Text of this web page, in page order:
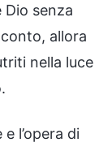
senza
allora
nella luce
l’opera di